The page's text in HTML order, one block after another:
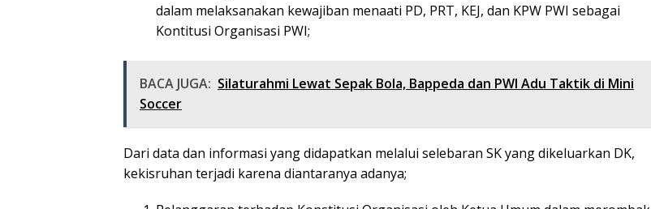
dalam melaksanakan kewajiban menaati PD, PRT, KEJ, dan KPW PWI sebagai
Kontitusi Organisasi PWI;
BACA JUGA: Silaturahmi Lewat Sepak Bola, Bappeda dan PWI Adu Taktik di Mini
Soccer
Dari data dan informasi yang didapatkan melalui selebaran SK yang dikeluarkan DK,
kekisruhan terjadi karena diantaranya adanya;